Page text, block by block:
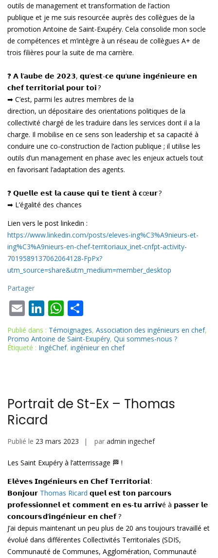
outils de management et transformation de l’action
publique et je me suis resourcée auprès des collègues de la
promotion Antoine de Saint-Exupéry. Cela consolide mon socle
de compétences et m’intègre à un réseau de collègues A+ de
trois filières pour la suite de ma carrière.
❓ 𝗔 𝗹’𝗮𝘂𝗯𝗲 𝗱𝗲 𝟮𝟬𝟮𝟯, 𝗾𝘂’𝗲𝘀𝘁-𝗰𝗲 𝗾𝘂’𝘂𝗻𝗲 𝗶𝗻𝗴𝗲́𝗻𝗶𝗲𝘂𝗿𝗲 𝗲𝗻
𝗰𝗵𝗲𝗳 𝘁𝗲𝗿𝗿𝗶𝘁𝗼𝗿𝗶𝗮𝗹 𝗽𝗼𝘂𝗿 𝘁𝗼𝗶 ?
➡ C’est, parmi les autres membres de la
direction, un dépositaire des orientations politiques de la
collectivité chargé de les traduire dans les services dont il a la
charge. Il mobilise en ce sens son leadership et sa capacité à
conduire une co-construction de l’action publique ; il utilise les
outils d’un management en phase avec les enjeux actuels tout
en favorisant l’adaptation des agents.
❓ 𝗤𝘂𝗲𝗹𝗹𝗲 𝗲𝘀𝘁 𝗹𝗮 𝗰𝗮𝘂𝘀𝗲 𝗾𝘂𝗶 𝘁𝗲 𝘁𝗶𝗲𝗻𝘁 𝗮̀ 𝗰œ𝘂𝗿 ?
➡ L’égalité des chances
Lien vers le post linkedin :
https://www.linkedin.com/posts/eleves-ing%C3%A9nieurs-et-
ing%C3%A9nieurs-en-chef-territoriaux_inet-cnfpt-activity-
7019589137062064128-FpPx?
utm_source=share&utm_medium=member_desktop
Partager
E
m
ai
l
Li
n
k
e
W
h
at
s
p
ar
ta
g
Publié dans : Témoignages, Association des ingénieurs en chef,
Promo Antoine de Saint-Exupéry, Qui sommes-nous ?
Étiqueté : IngéChef, ingénieur en chef
Portrait de St-Ex – Thomas
Ricard
Publié le 23 mars 2023 par admin ingechef
Les Saint Exupéry à l’atterrissage 🏁 !
𝗘𝗹𝗲̀𝘃𝗲𝘀 𝗜𝗻𝗴𝗲́𝗻𝗶𝗲𝘂𝗿𝘀 𝗲𝗻 𝗖𝗵𝗲𝗳 𝗧𝗲𝗿𝗿𝗶𝘁𝗼𝗿𝗶𝗮𝗹 :
𝗕𝗼𝗻𝗷𝗼𝘂𝗿 Thomas Ricard 𝗾𝘂𝗲𝗹 𝗲𝘀𝘁 𝘁𝗼𝗻 𝗽𝗮𝗿𝗰𝗼𝘂𝗿𝘀
𝗽𝗿𝗼𝗳𝗲𝘀𝘀𝗶𝗼𝗻𝗻𝗲𝗹 𝗲𝘁 𝗰𝗼𝗺𝗺𝗲𝗻𝘁 𝗲𝗻 𝗲𝘀-𝘁𝘂 𝗮𝗿𝗿𝗶𝘃é à 𝗽𝗮𝘀𝘀𝗲𝗿 𝗹𝗲
𝗰𝗼𝗻𝗰𝗼𝘂𝗿𝘀 𝗱’𝗶𝗻𝗴𝗲́𝗻𝗶𝗲𝘂𝗿 𝗲𝗻 𝗰𝗵𝗲𝗳 ?
J’ai depuis maintenant un peu plus de 20 ans toujours travaillé et
évolué dans différentes Collectivités Territoriales (SDIS,
Communauté de Communes, Agglomération, Communauté